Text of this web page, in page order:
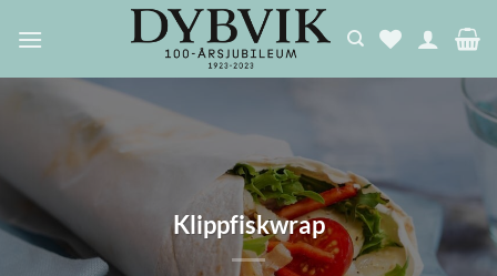
Klippfiskwrap